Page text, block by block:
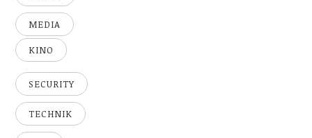
MEDIA
KINO
SECURITY
TECHNIK